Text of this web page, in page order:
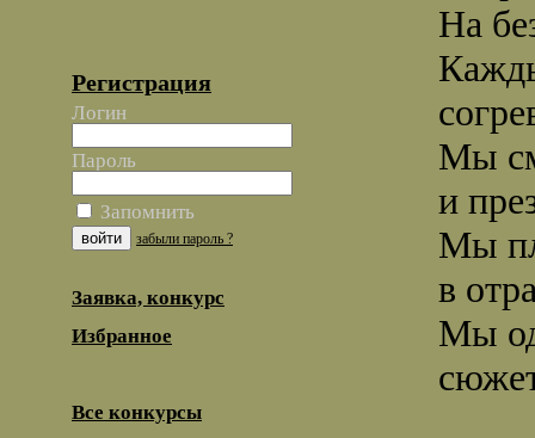
Регистрация
Логин
Пароль
Запомнить
забыли пароль ?
Заявка, конкурс
Избранное
Все конкурсы
На
Мы
и
Мы
в
Мы